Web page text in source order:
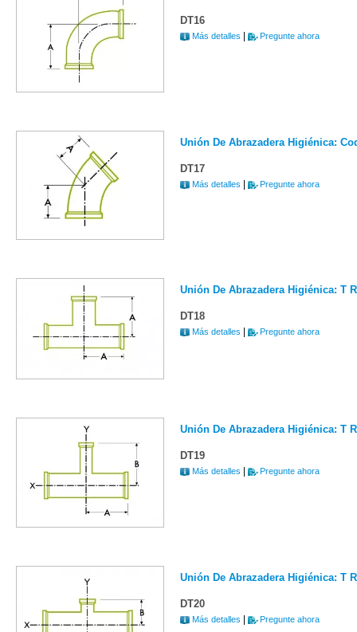
DT16
Más detalles Pregunte ahora
Unión De Abrazadera Higiénica:
DT17
Más detalles | Pregunte ahora
Unión De Abrazadera Higiénica: T
DT18
Más detalles | Pregunte ahora
Unión De Abrazadera Higiénica: T
DT19
Más detalles | Pregunte ahora
Unión De Abrazadera Higiénica: T
DT20
Más detalles | Pregunte ahora